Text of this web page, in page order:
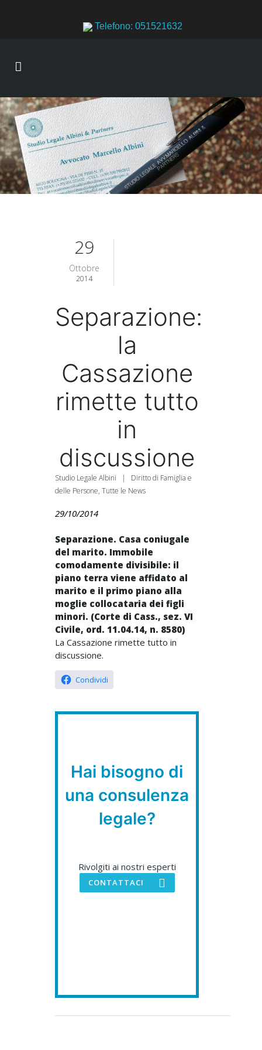
Telefono: 051521632
29
Ottobre
2014
Separazione:
la
Cassazione
rimette tutto
in
discussione
Studio Legale Albini | Diritto di Famiglia e
delle Persone, Tutte le News
29/10/2014
Separazione. Casa coniugale
del marito. Immobile
comodamente divisibile: il
piano terra viene affidato al
marito e il primo piano alla
moglie collocataria dei figli
minori. (Corte di Cass., sez. VI
Civile, ord. 11.04.14, n. 8580)
La Cassazione rimette tutto in
discussione.
Condividi
Hai bisogno di
una consulenza
legale?
Rivolgiti ai nostri esperti
CONTATTACI